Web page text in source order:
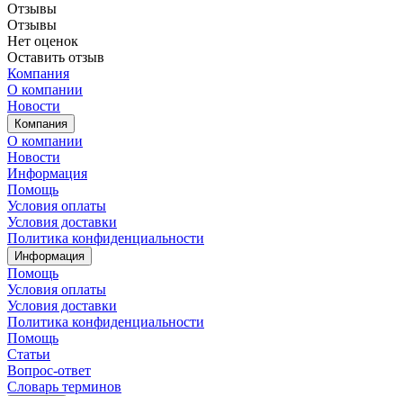
Отзывы
Отзывы
Нет оценок
Оставить отзыв
Компания
О компании
Новости
Компания
О компании
Новости
Информация
Помощь
Условия оплаты
Условия доставки
Политика конфиденциальности
Информация
Помощь
Условия оплаты
Условия доставки
Политика конфиденциальности
Помощь
Статьи
Вопрос-ответ
Словарь терминов